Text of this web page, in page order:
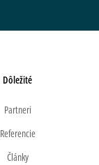
Dôležité
Partneri
Referencie
Články